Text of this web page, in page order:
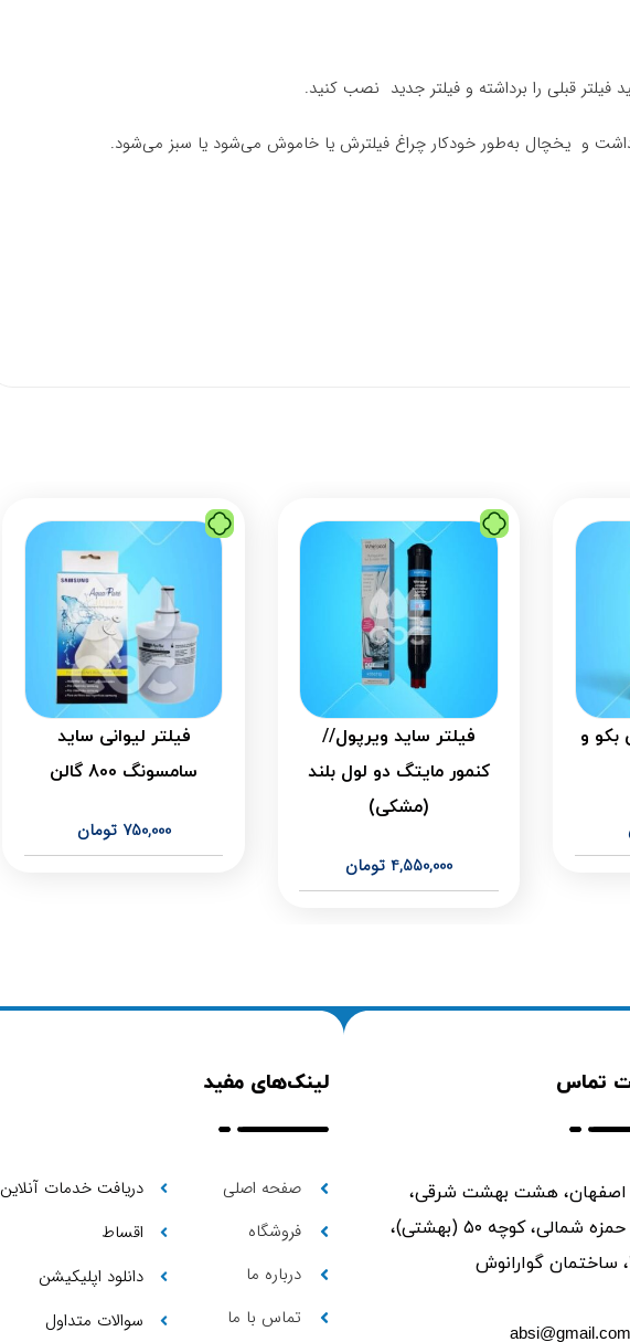
قبلی را برداشته و فیلتر جدید نصب کنید.
داشت و یخچال به‌طور خودکار چراغ فیلترش یا خاموش می‌شود یا سبز می‌شود.
بکو و
فیلتر ساید ویرپول//
کنمور مایتگ دو لول بلند
(مشکی)
4,550,000 تومان
فیلتر لیوانی ساید
سامسونگ 800 گالن
750,000 تومان
تماس
هشت بهشت شرقی،
ابتدای حمزه شمالی، کوچه ۵۰ (بهشتی)،
absi@gmail.com
لینک‌های مفید
صفحه اصلی
فروشگاه
درباره ما
تماس با ما
دریافت خدمات آنلاین
اقساط
دانلود اپلیکیشن
سوالات متداول